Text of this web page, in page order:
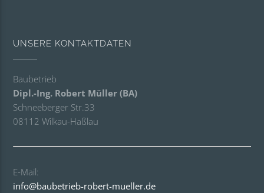
UNSERE KONTAKTDATEN
Baubetrieb
Dipl.-Ing. Robert Müller (BA)
Schneeberger Str.33
08112 Wilkau-Haßlau
E-Mail:
info@baubetrieb-robert-mueller.de